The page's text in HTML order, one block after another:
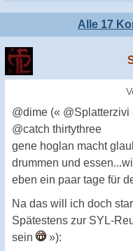
Alle 17
@dime (« @Splatterzivi
@catch thirtythree
gene hoglan macht
drummen und
eben ein paar tage für
Na das will ich doch
Spätestens zur SYL-
sein
»):